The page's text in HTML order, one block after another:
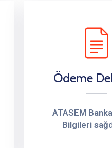
Ödeme
ATASEM
Bilgileri